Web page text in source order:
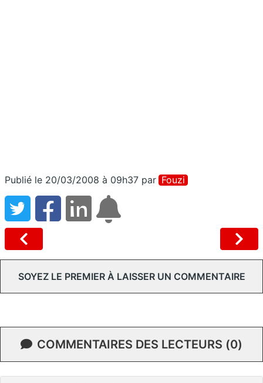
Publié le 20/03/2008 à 09h37 par Fouzi
SOYEZ LE PREMIER À LAISSER UN COMMENTAIRE
COMMENTAIRES DES LECTEURS (0)